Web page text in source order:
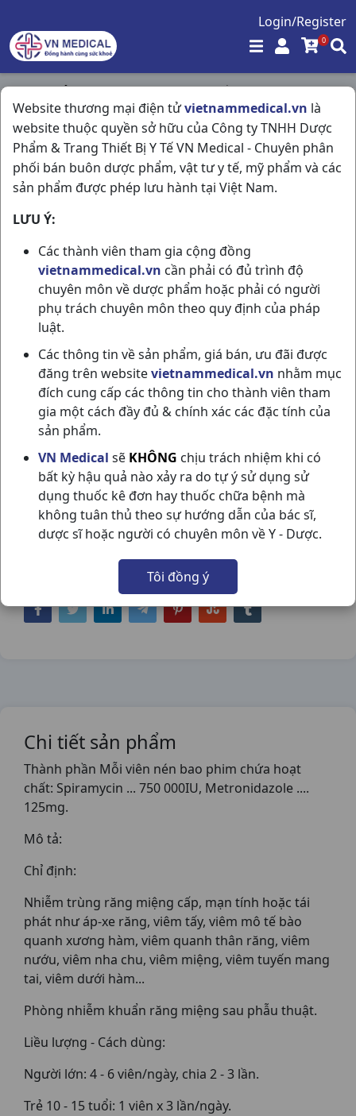
Login/Register
0
Website thương mại điện tửvietnammedical.vn là
website thuộc quyền sở hữu của Công ty TNHH Dược
Phẩm & Trang Thiết Bị Y Tế VN Medical - Chuyên phân
phối bán buôn dược phẩm, vật tư y tế, mỹ phẩm và các
sản phẩm được phép lưu hành tại Việt Nam.
LƯU Ý:
Các thành viên tham gia cộng đồng
vietnammedical.vn cần phải có đủ trình độ
chuyên môn về dược phẩm hoặc phải có người
phụ trách chuyên môn theo quy định của pháp
luật.
Các thông tin về sản phẩm, giá bán, ưu đãi được
đăng trên websitevietnammedical.vn nhằm mục
đích cung cấp các thông tin cho thành viên tham
gia một cách đầy đủ & chính xác các đặc tính của
sản phẩm.
VN Medical sẽ KHÔNG chịu trách nhiệm khi có
bất kỳ hậu quả nào xảy ra do tự ý sử dụng sử
dụng thuốc kê đơn hay thuốc chữa bệnh mà
không tuân thủ theo sự hướng dẫn của bác sĩ,
dược sĩ hoặc người có chuyên môn về Y - Dược.
Tôi đồng ý
Trang chủ / Kháng Sinh - Kháng Nấm - Kháng Virus /
Rodogyl H2vi10v Aventis
RODOGYL H2VI10V AVENTIS
NSX:Aventis
Nhóm hàng:Kháng Sinh - Kháng Nấm -
Kháng Virus,
Chia sẻ qua mạng xã hội:
Chi tiết sản phẩm
Thành phần Mỗi viên nén bao phim chứa hoạt
chất: Spiramycin ... 750 000IU, Metronidazole ....
125mg.
Mô tả:
Chỉ định:
Nhiễm trùng răng miệng cấp, mạn tính hoặc tái
phát như áp-xe răng, viêm tấy, viêm mô tế bào
quanh xương hàm, viêm quanh thân răng, viêm
nướu, viêm nha chu, viêm miệng, viêm tuyến mang
tai, viêm dưới hàm...
Phòng nhiễm khuẩn răng miệng sau phẫu thuật.
Liều lượng - Cách dùng:
Người lớn: 4 - 6 viên/ngày, chia 2 - 3 lần.
Trẻ 10 - 15 tuổi: 1 viên x 3 lần/ngày.